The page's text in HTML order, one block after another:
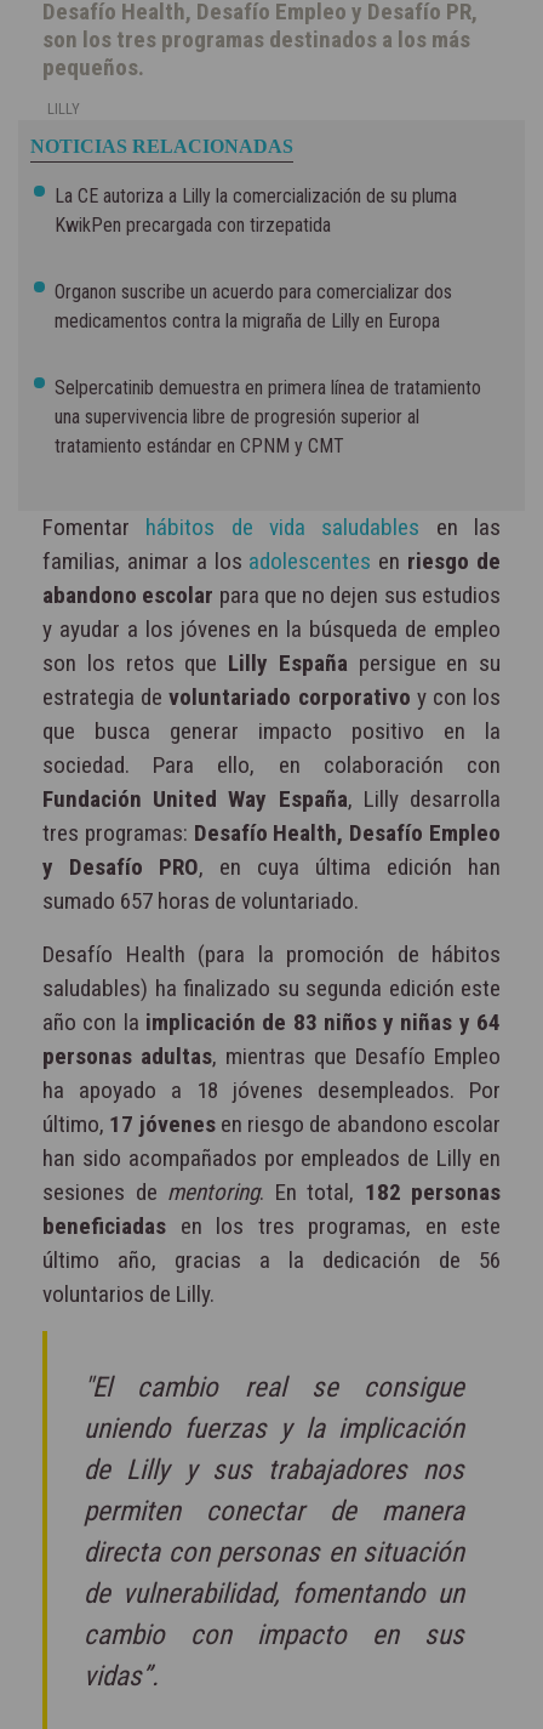
Desafío Health, Desafío Empleo y Desafío PR,
son los tres programas destinados a los más
pequeños.
LILLY
NOTICIAS RELACIONADAS
La CE autoriza a Lilly la comercialización de su pluma
KwikPen precargada con tirzepatida
Organon suscribe un acuerdo para comercializar dos
medicamentos contra la migraña de Lilly en Europa
Selpercatinib demuestra en primera línea de tratamiento
una supervivencia libre de progresión superior al
tratamiento estándar en CPNM y CMT
Fomentar hábitos de vida saludables en las
familias, animar a los adolescentes en riesgo de
abandono escolar para que no dejen sus estudios
y ayudar a los jóvenes en la búsqueda de empleo
son los retos que Lilly Españapersigue en su
estrategia devoluntariado corporativo y con los
que busca generar impacto positivo en la
sociedad. Para ello, en colaboración con
Fundación United Way España, Lilly desarrolla
tres programas: Desafío Health, Desafío Empleo
y Desafío PRO, en cuya última edición han
sumado 657 horas de voluntariado.
Desafío Health (para la promoción de hábitos
saludables) ha finalizado su segunda edición este
año con la implicación de 83 niños y niñas y 64
personas adultas, mientras que Desafío Empleo
ha apoyado a 18 jóvenes desempleados. Por
último, 17 jóvenesen riesgo de abandono escolar
han sido acompañados por empleados de Lilly en
sesiones de mentoring. En total, 182 personas
beneficiadas en los tres programas, en este
último año, gracias a la dedicación de 56
voluntarios de Lilly.
"El cambio real se consigue
uniendo fuerzas y la implicación
de Lilly y sus trabajadores nos
permiten conectar de manera
directa con personas en situación
de vulnerabilidad, fomentando un
cambio con impacto en sus
vidas”.